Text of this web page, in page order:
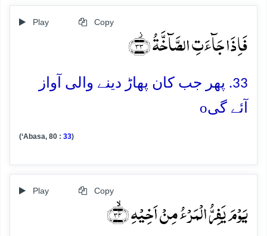
Play Copy
فَاِذَا جَآءَتِ الصَّآخَّۃُ ﴿۫۳۳﴾
33. پھر جب کان پھاڑ دینے والی آواز
آئے گیo
(‘Abasa, 80 : 33)
Play Copy
یَوۡمَ یَفِرُّ الۡمَرۡءُ مِنۡ اَخِیۡہِ ﴿ۙ۳۴﴾